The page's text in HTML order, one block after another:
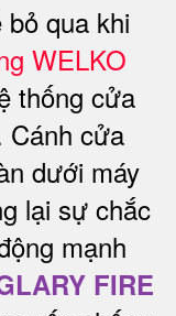
qua khi
WELKO
thống cửa
Cánh cửa
dưới máy
lại sự chắc
mạnh
FIRE